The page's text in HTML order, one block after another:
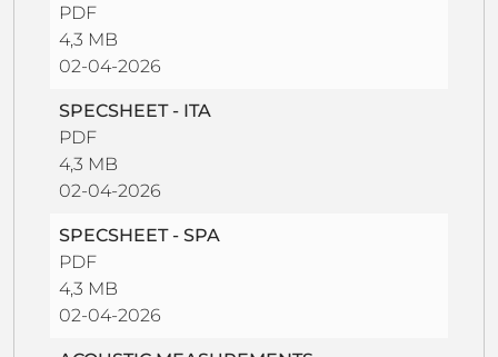
PDF
4,3 MB
02-04-2026
SPECSHEET - ITA
PDF
4,3 MB
02-04-2026
SPECSHEET - SPA
PDF
4,3 MB
02-04-2026